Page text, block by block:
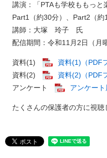
講演：「PTAも学校ももっと
Part1（約30分）、Part2（約
講師：大塚 玲子 氏
配信期間：令和11月2日（月
資料(1)
資料(1)（PDF
資料(2)
資料(2)（PDF
アンケート
アンケート
たくさんの保護者の方に視聴